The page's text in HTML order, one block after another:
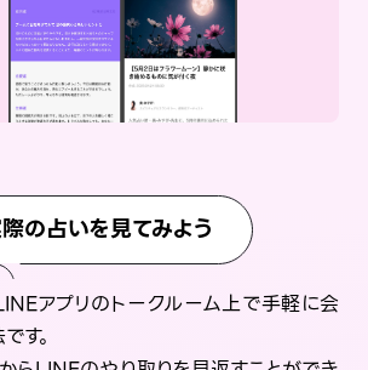
の占いを見てみよう
アプリのトークルーム上で手軽に会
す。